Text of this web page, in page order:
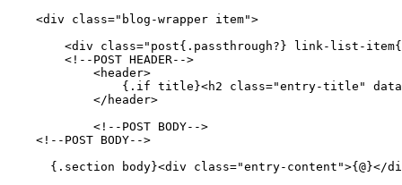
    <div class="blog-wrapper item">
<div class="post{.passthrough?} link-list-
        <!--POST HEADER-->
            <header>
{.if title}<h2 class="entry-title"
            </header>
            <!--POST BODY-->
    <!--POST BODY-->
{.section body}<div class="entry-content">{@}</